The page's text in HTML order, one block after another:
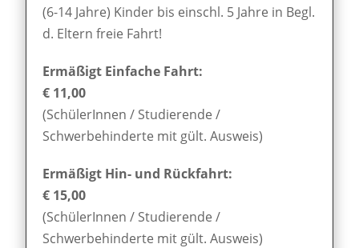
(6-14 Jahre) Kinder bis einschl. 5 Jahre in Begl.
d. Eltern freie Fahrt!
Ermäßigt Einfache Fahrt:
€ 11,00
(SchülerInnen / Studierende /
Schwerbehinderte mit gült. Ausweis)
Ermäßigt Hin- und Rückfahrt:
€ 15,00
(SchülerInnen / Studierende /
Schwerbehinderte mit gült. Ausweis)